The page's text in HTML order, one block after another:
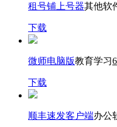
租号铺上号器其他软
下载
微师电脑版教育学习
下载
顺丰速发客户端办公